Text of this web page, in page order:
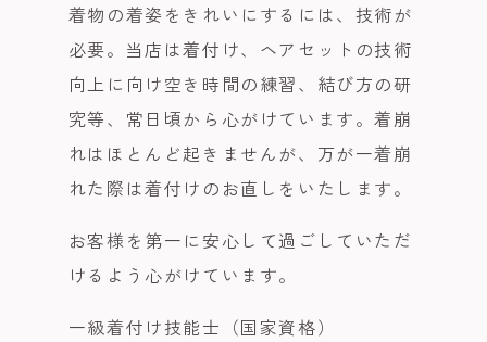
着物の着姿をきれいにするには、技術が
必要。当店は着付け、ヘアセットの技術
向上に向け空き時間の練習、結び方の研
究等、常日頃から心がけています。着崩
れはほとんど起きませんが、万が一着崩
れた際は着付けのお直しをいたします。
お客様を第一に安心して過ごしていただ
けるよう心がけています。
一級着付け技能士（国家資格）